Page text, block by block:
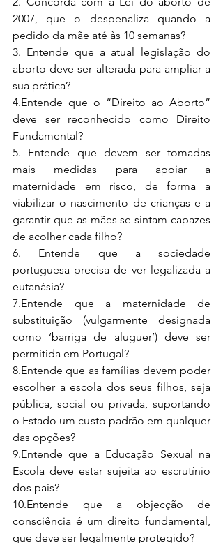
2007, que o despenaliza quando a
pedido da mãe até às 10 semanas?
3. Entende que a atual legislação do
aborto deve ser alterada para ampliar a
sua prática?
4.Entende que o “Direito ao Aborto”
deve ser reconhecido como Direito
Fundamental?
5. Entende que devem ser tomadas
mais medidas para apoiar a
maternidade em risco, de forma a
viabilizar o nascimento de crianças e a
garantir que as mães se sintam capazes
de acolher cada filho?
6. Entende que a sociedade
portuguesa precisa de ver legalizada a
eutanásia?
7.Entende que a maternidade de
substituição (vulgarmente designada
como ‘barriga de aluguer’) deve ser
permitida em Portugal?
8.Entende que as famílias devem poder
escolher a escola dos seus filhos, seja
pública, social ou privada, suportando
o Estado um custo padrão em qualquer
das opções?
9.Entende que a Educação Sexual na
Escola deve estar sujeita ao escrutínio
dos pais?
10.Entende que a objecção de
consciência é um direito fundamental,
que deve ser legalmente protegido?